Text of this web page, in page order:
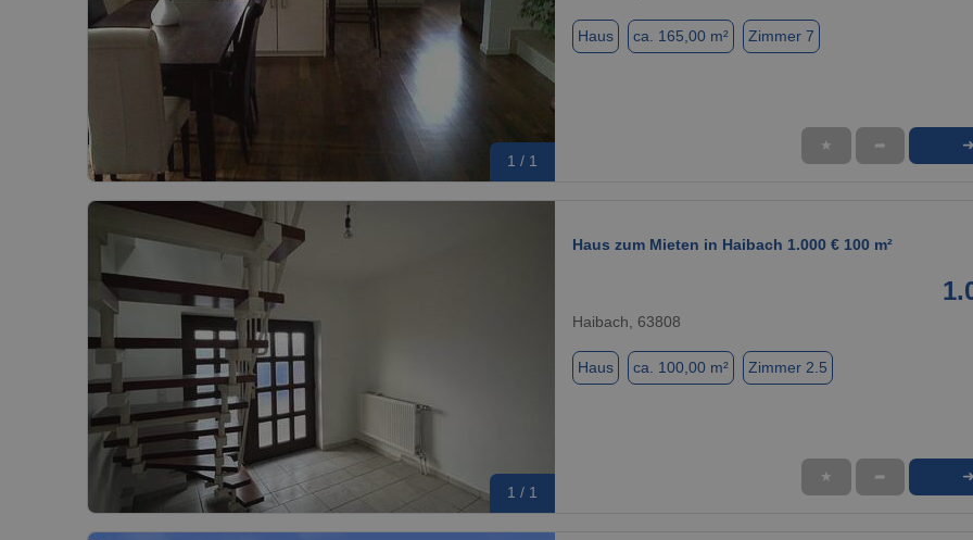
1 / 1
Haus ca. 165,00 m² Zimmer 7
★ ➦ ➜
1 / 1
Haus zum Mieten in Haibach 1.000 € 100 m²
Haibach, 63808
Haus ca. 100,00 m² Zimmer 2.5
★ ➦ ➜